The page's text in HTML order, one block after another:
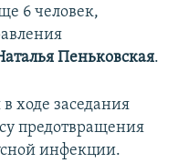
6 человек,
Пеньковская.
ходе заседания
предотвращения
инфекции.